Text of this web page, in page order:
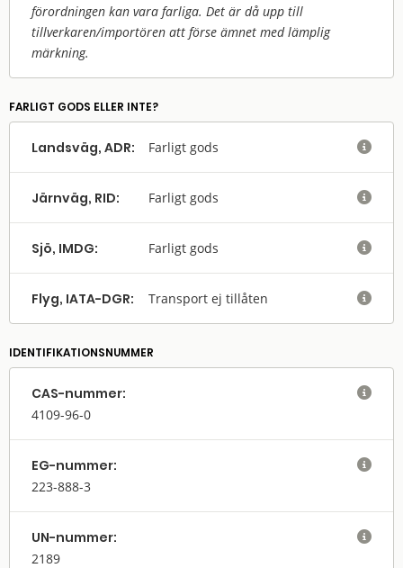
förordningen kan vara farliga. Det är då upp till
tillverkaren/importören att förse ämnet med lämplig
märkning.
FARLIGT GODS ELLER INTE?
Landsväg, ADR: Farligt gods 
Järnväg, RID: Farligt gods 
Sjö, IMDG: Farligt gods 
Flyg, IATA-DGR: Transport ej tillåten 
IDENTIFIKATIONSNUMMER
CAS-nummer:
4109-96-0

EG-nummer:
223-888-3

UN-nummer:
2189
